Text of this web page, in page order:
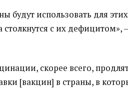
будут использовать для
столкнутся с их дефицитом»,
скорее всего,
[вакцин] в страны, в